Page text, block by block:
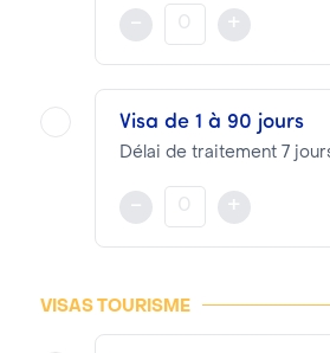
Les Frais Visa se
Frais Prestation VTI
- +
Visa de 1 à 90 jours
Délai de traitement 7
- +
VISAS TOURISME